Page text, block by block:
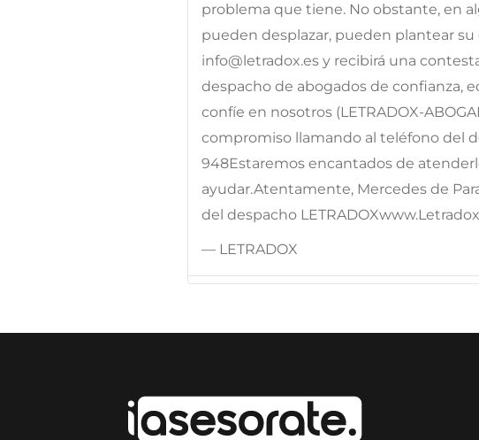
problema que tiene. No obstante, en
pueden desplazar, pueden plantear su
info@letradox.es y recibirá una
despacho de abogados de confianza,
confíe en nosotros (LETRADOX-
compromiso llamando al teléfono del
948Estaremos encantados de
ayudar.Atentamente, Mercedes de
del despacho
— LETRADOX